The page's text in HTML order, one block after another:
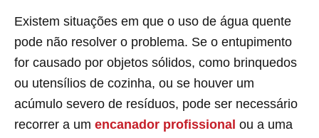
Existem situações em que o uso de água quente
pode não resolver o problema. Se o entupimento
for causado por objetos sólidos, como brinquedos
ou utensílios de cozinha, ou se houver um
acúmulo severo de resíduos, pode ser necessário
recorrer a um encanador profissional ou a uma